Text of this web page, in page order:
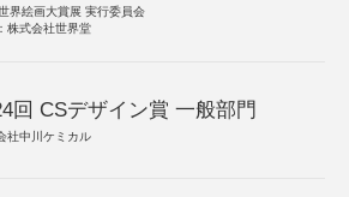
界絵画大賞展 実行委員会
株式会社世界堂
回 CSデザイン賞 一般部門
社中川ケミカル